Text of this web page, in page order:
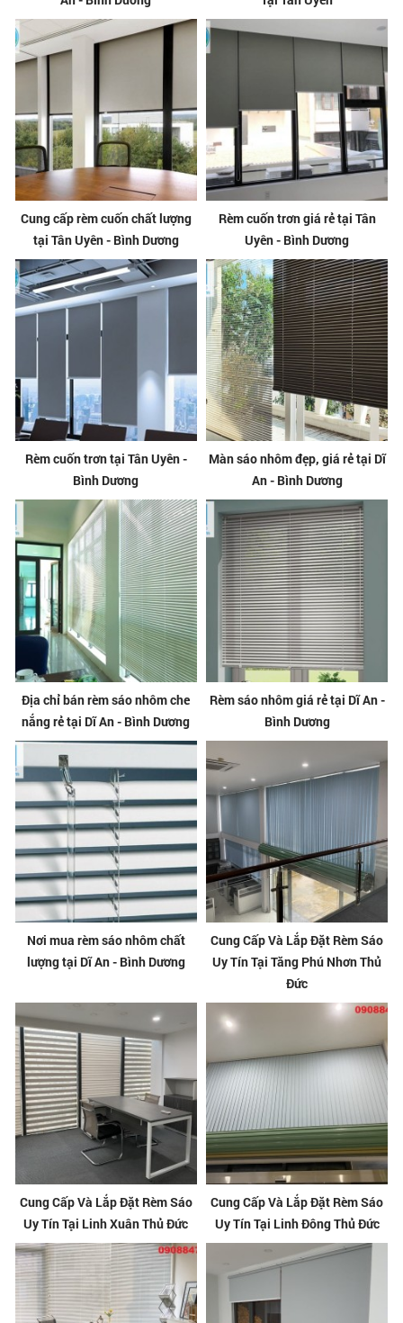
Cung cấp rèm cuốn chất lượng
tại Tân Uyên - Bình Dương
Rèm cuốn trơn giá rẻ tại Tân
Uyên - Bình Dương
Rèm cuốn trơn tại Tân Uyên -
Bình Dương
Màn sáo nhôm đẹp, giá rẻ tại Dĩ
An - Bình Dương
Địa chỉ bán rèm sáo nhôm che
nắng rẻ tại Dĩ An - Bình Dương
Rèm sáo nhôm giá rẻ tại Dĩ An -
Bình Dương
Nơi mua rèm sáo nhôm chất
lượng tại Dĩ An - Bình Dương
Cung Cấp Và Lắp Đặt Rèm Sáo
Uy Tín Tại Tăng Phú Nhơn Thủ
Đức
Cung Cấp Và Lắp Đặt Rèm Sáo
Uy Tín Tại Linh Xuân Thủ Đức
Cung Cấp Và Lắp Đặt Rèm Sáo
Uy Tín Tại Linh Đông Thủ Đức